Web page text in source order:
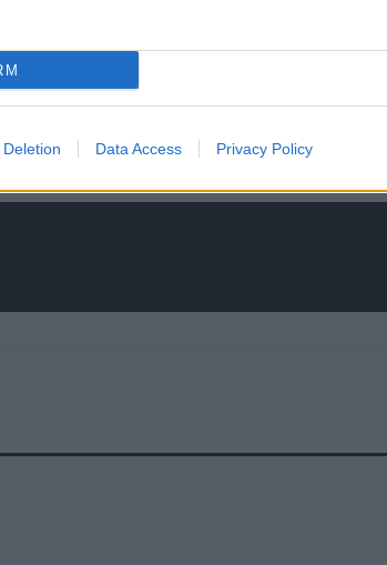
Deletion Data Access Privacy Policy
za prijeten oddih in razvajanje
obrok, ki bo hkrati točka druženja,